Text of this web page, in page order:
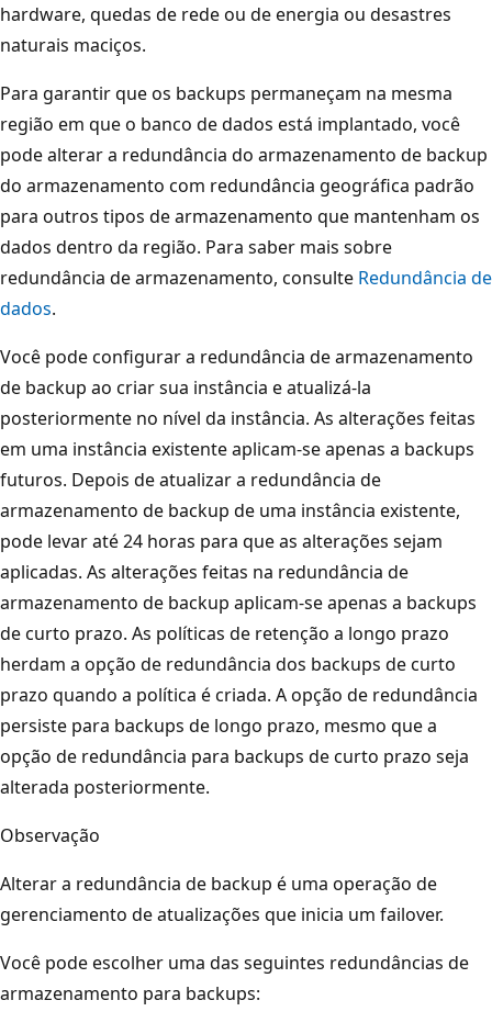
hardware, quedas de rede ou de energia ou desastres
naturais maciços.
Para garantir que os backups permaneçam na mesma
região em que o banco de dados está implantado, você
pode alterar a redundância do armazenamento de backup
do armazenamento com redundância geográfica padrão
para outros tipos de armazenamento que mantenham os
dados dentro da região. Para saber mais sobre
redundância de armazenamento, consulte Redundância de
dados.
Você pode configurar a redundância de armazenamento
de backup ao criar sua instância e atualizá-la
posteriormente no nível da instância. As alterações feitas
em uma instância existente aplicam-se apenas a backups
futuros. Depois de atualizar a redundância de
armazenamento de backup de uma instância existente,
pode levar até 24 horas para que as alterações sejam
aplicadas. As alterações feitas na redundância de
armazenamento de backup aplicam-se apenas a backups
de curto prazo. As políticas de retenção a longo prazo
herdam a opção de redundância dos backups de curto
prazo quando a política é criada. A opção de redundância
persiste para backups de longo prazo, mesmo que a
opção de redundância para backups de curto prazo seja
alterada posteriormente.
Observação
Alterar a redundância de backup é uma operação de
gerenciamento de atualizações que inicia um failover.
Você pode escolher uma das seguintes redundâncias de
armazenamento para backups: